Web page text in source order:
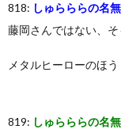
818: しゅらららの名
藤岡さんではない、
メタルヒーローのほう
819: しゅらららの名